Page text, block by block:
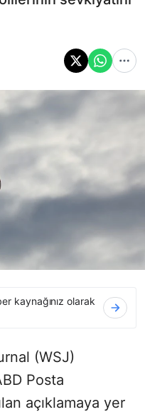
kaynağınız olarak
(WSJ)
Posta
açıklamaya yer